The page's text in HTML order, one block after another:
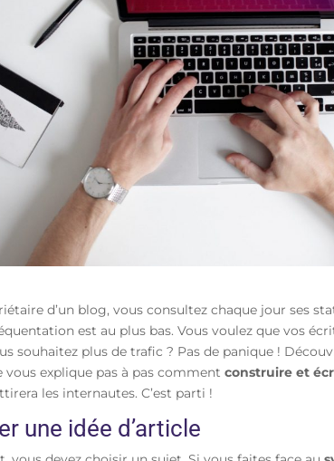
d’un blog, vous consultez chaque jour ses
est au plus bas. Vous voulez que vos
souhaitez plus de trafic ? Pas de panique !
vous explique pas à pas comment construire et
les internautes. C’est parti !
une idée d’article